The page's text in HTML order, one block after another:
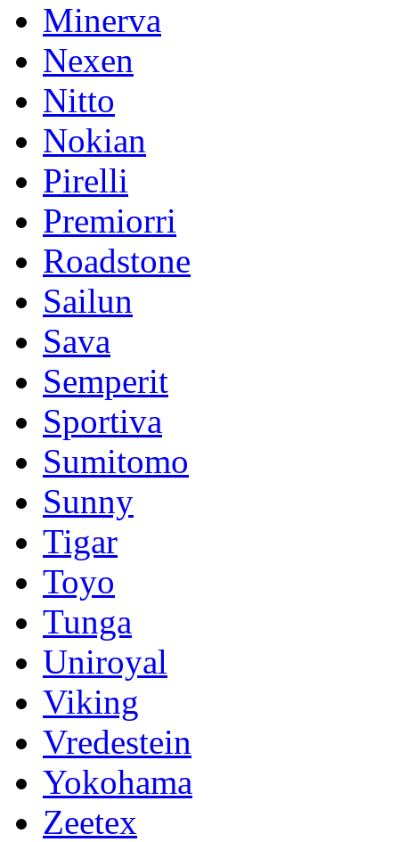
Minerva
Nexen
Nitto
Nokian
Pirelli
Premiorri
Roadstone
Sailun
Sava
Semperit
Sportiva
Sumitomo
Sunny
Tigar
Toyo
Tunga
Uniroyal
Viking
Vredestein
Yokohama
Zeetex